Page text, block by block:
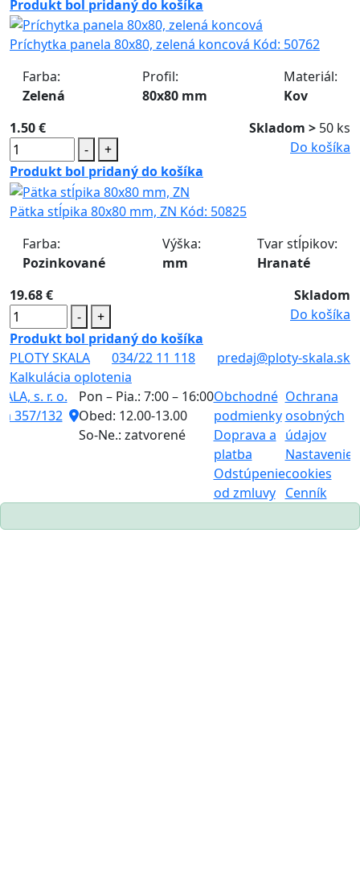
Produkt bol pridaný do košíka
Príchytka panela 80x80, zelená koncová Kód: 50762
Farba:
Zelená
Profil:
80x80 mm
Materiál:
Kov
1.50 €
Skladom > 50 ks
-
+
Do košíka
Produkt bol pridaný do košíka
Pätka stĺpika 80x80 mm, ZN Kód: 50825
Farba:
Pozinkované
Výška:
mm
Tvar stĺpikov:
Hranaté
19.68 €
Skladom
-
+
Do košíka
Produkt bol pridaný do košíka
PLOTY SKALA
034/22 11 118
predaj@ploty-skala.sk
Kalkulácia oplotenia
s. r. o.
357/132
Pon – Pia.: 7:00 – 16:00
Obed: 12.00-13.00
So-Ne.: zatvorené
Obchodné
podmienky
Doprava a
platba
Odstúpenie
od zmluvy
Ochrana
osobných
údajov
Nastavenie
cookies
Cenník